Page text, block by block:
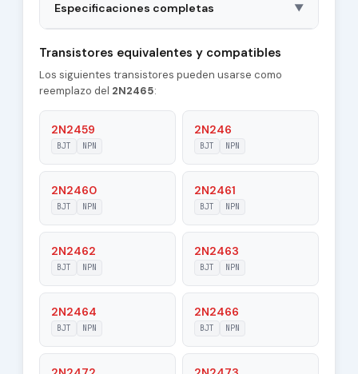
Especificaciones completas ▼
Polarity NPN
Material of
Transistor
Si
Frequency (ft)
140 MHz
Collector
Maximum Collector
Current |Ic max|
0.05 A
Base Voltage
|Veb|
8 V
Transistores equivalentes y compatibles
Los siguientes transistores pueden usarse como
reemplazo del 2N2465:
2N2459
BJT NPN
2N246
BJT NPN
2N2460
BJT NPN
2N2461
BJT NPN
2N2462
BJT NPN
2N2463
BJT NPN
2N2464
BJT NPN
2N2466
BJT NPN